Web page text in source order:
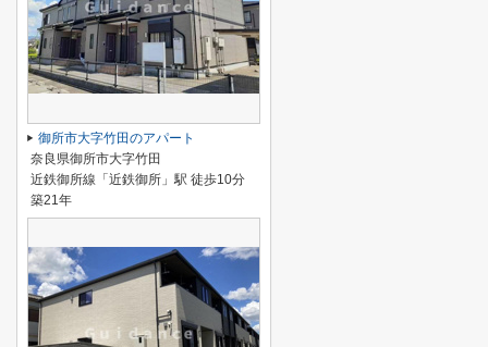
御所市大字竹田のアパート
奈良県御所市大字竹田
近鉄御所線「近鉄御所」駅 徒歩10分
築21年